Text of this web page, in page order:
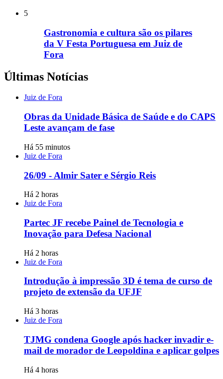
5
Gastronomia e cultura são os pilares
da V Festa Portuguesa em Juiz de
Fora
Últimas Notícias
Juiz de Fora
Obras da Unidade Básica de Saúde e do CAPS
Leste avançam de fase
Há 55 minutos
Juiz de Fora
26/09 - Almir Sater e Sérgio Reis
Há 2 horas
Juiz de Fora
Partec JF recebe Painel de Tecnologia e
Inovação para Defesa Nacional
Há 2 horas
Juiz de Fora
Introdução à impressão 3D é tema de curso de
projeto de extensão da UFJF
Há 3 horas
Juiz de Fora
TJMG condena Google após hacker invadir e-
mail de morador de Leopoldina e aplicar golpes
Há 4 horas